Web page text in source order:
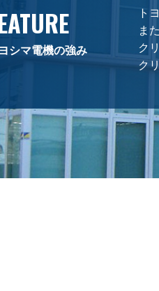
ヨシマ電機の強み
ト
ま
ク
ク